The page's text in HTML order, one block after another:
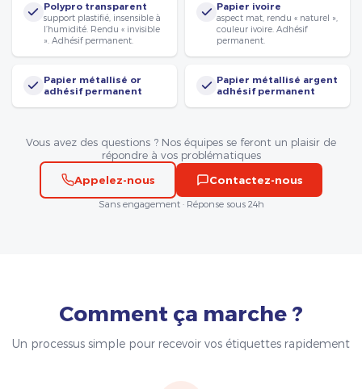
Polypro transparent
support plastifié, insensible à
l’humidité. Rendu « invisible
». Adhésif permanent.
Papier ivoire
aspect mat, rendu « naturel »,
couleur ivoire. Adhésif
permanent.
Papier métallisé or
adhésif permanent
Papier métallisé argent
adhésif permanent
Vous avez des questions ? Nos équipes se feront un plaisir de
répondre à vos problématiques
Appelez-nous
Contactez-nous
Sans engagement · Réponse sous 24h
Comment ça marche ?
Un processus simple pour recevoir vos étiquettes rapidement